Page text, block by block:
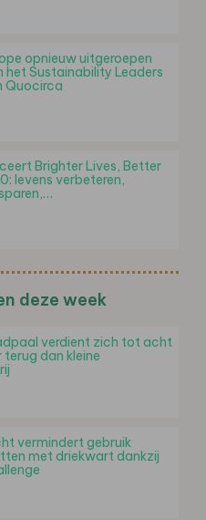
opnieuw uitgeroepen
het Sustainability Leaders
Quocirca
Brighter Lives, Better
levens verbeteren,
deze week
verdient zich tot acht
terug dan kleine
vermindert gebruik
met driekwart dankzij